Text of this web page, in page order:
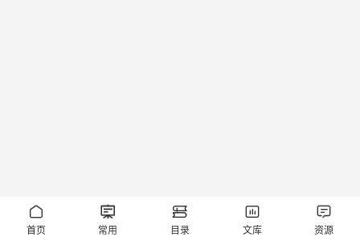

首页

常用

目录

文库

资源